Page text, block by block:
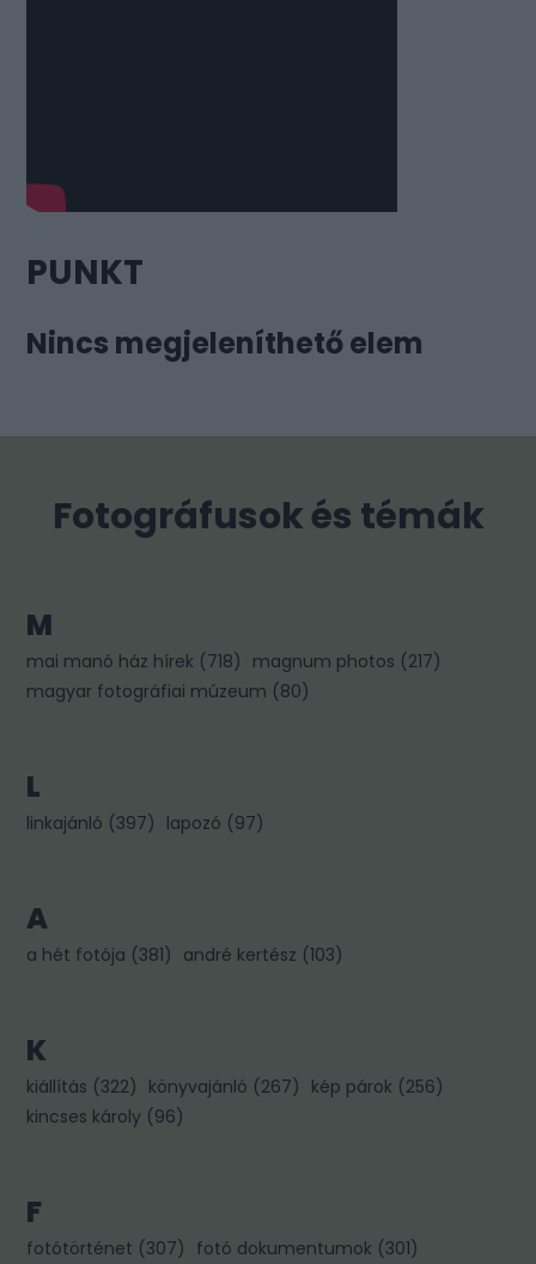
PUNKT
Nincs megjeleníthető elem
Fotográfusok és témák
M
mai manó ház hírek (718) magnum photos (217)
magyar fotográfiai múzeum (80)
L
linkajánló (397) lapozó (97)
A
a hét fotója (381) andré kertész (103)
K
kiállítás (322) könyvajánló (267) kép párok (256)
kincses károly (96)
F
fotótörténet (307) fotó dokumentumok (301)